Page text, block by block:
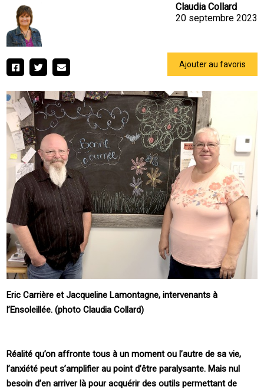
Claudia Collard
20 septembre 2023
Ajouter au favoris
Eric Carrière et Jacqueline Lamontagne, intervenants à
l’Ensoleillée. (photo Claudia Collard)
Réalité qu’on affronte tous à un moment ou l’autre de sa vie,
l’anxiété peut s’amplifier au point d’être paralysante. Mais nul
besoin d’en arriver là pour acquérir des outils permettant de